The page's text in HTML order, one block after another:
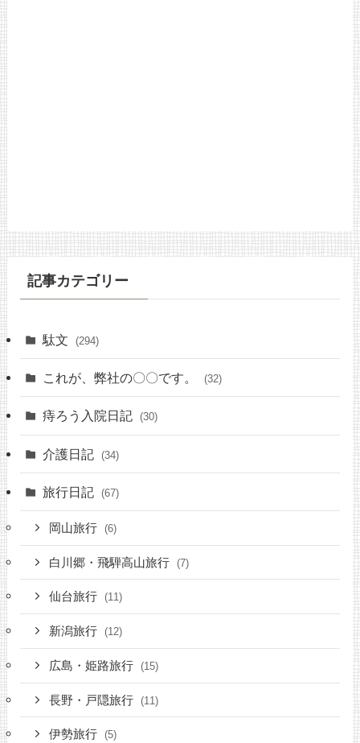
記事カテゴリー
駄文 (294)
これが、弊社の〇〇です。 (32)
痔ろう入院日記 (30)
介護日記 (34)
旅行日記 (67)
岡山旅行 (6)
白川郷・飛騨高山旅行 (7)
仙台旅行 (11)
新潟旅行 (12)
広島・姫路旅行 (15)
長野・戸隠旅行 (11)
伊勢旅行 (5)